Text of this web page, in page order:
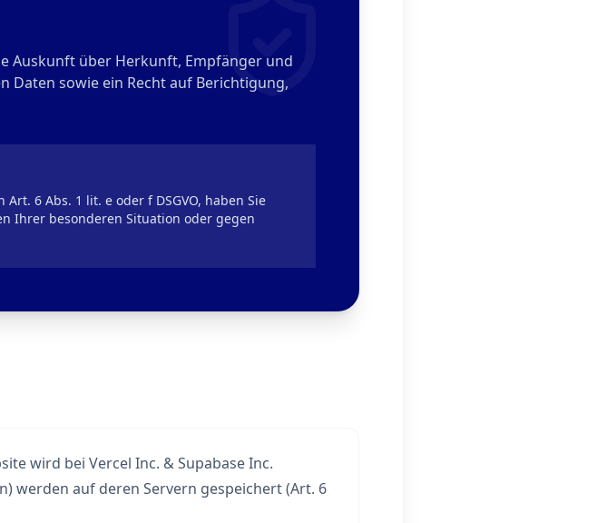
Auskunft über Herkunft, Empfänger und
Daten sowie ein Recht auf Berichtigung,
6 Abs. 1 lit. e oder f DSGVO, haben Sie
Ihrer besonderen Situation oder gegen
wird bei Vercel Inc. & Supabase Inc.
werden auf deren Servern gespeichert (Art. 6